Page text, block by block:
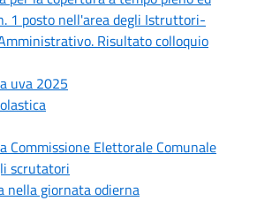
1 posto nell'area degli Istruttori-
Risultato colloquio
uva 2025
Commissione Elettorale Comunale
scrutatori
nella giornata odierna